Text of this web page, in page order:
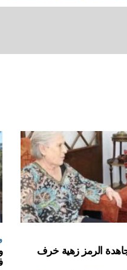
الرمز زهية خرف